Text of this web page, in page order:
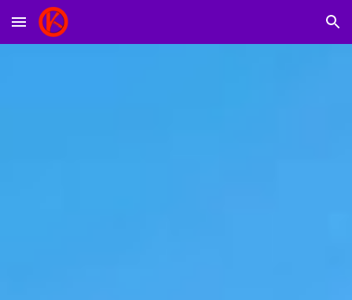
Skip to main content Skip to navigation